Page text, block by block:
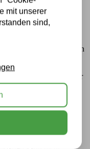
und Ihr Dach
Unterdach Ihres
das Gewicht einer
ist es besser, sich für
zu entscheiden. Ein
aus Sedum
gegen
sehr wenig Wasser.
nicht gegossen zu
Unkraut, und man
mit unserer
sind,